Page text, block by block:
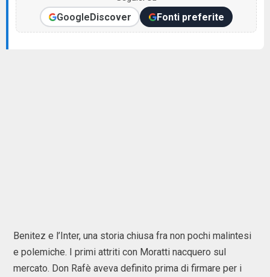
GoogleDiscover Fonti preferite
Benitez e l’Inter, una storia chiusa fra non pochi malintesi
e polemiche. I primi attriti con Moratti nacquero sul
mercato. Don Rafè aveva definito prima di firmare per i